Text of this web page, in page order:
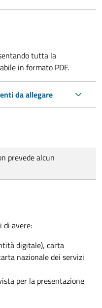
tutta la
in formato PDF.
da allegare
prevede alcun
di avere:
digitale), carta
nazionale dei servizi
per la presentazione